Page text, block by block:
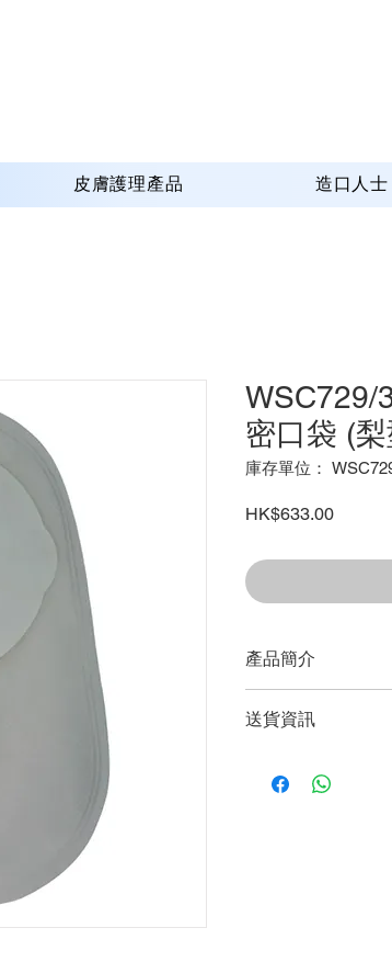
皮膚護理產品 造口人士
WSC729/
密口袋 (
庫存單位：
HK$633.00價
產品簡介
輕巧、舒適、不易
上窄下闊的設計
送貨資訊
限一個送貨地點及只